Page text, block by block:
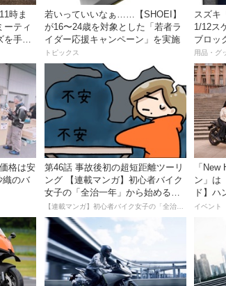
時ま
ーティ
手に
若いっていいなぁ……【SHOEI】
が16〜24歳を対象とした「若者ラ
イダー応援キャンペーン」を実施
トピックス
スズキ
1/12ス
ブロッ
用品・グ
格は安
のバ
第46話 事故後初の超短距離ツーリ
ング 【連載マンガ】初心者バイク
女子の「全治一年」から始める起
死回生日記
【連載マンガ】初心者バイク女子の「全治一年」から始める起死回生日記
「
ン」は
ド】ハ
るチャ
イベント